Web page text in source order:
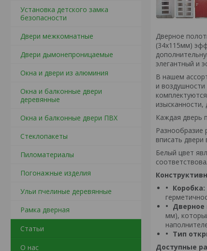
Установка детского замка
безопасности
Двери межкомнатные
Двери дымонепроницаемые
Окна и двери из алюминия
Окна и балконные двери
деревянные
Окна и балконные двери ПВХ
Стеклопакеты
Пиломатериалы
Погонажные изделия
Ульи пчелиные деревянные
Рамка дверная
Статьи
О нас
Дверное
(34х115мм)
элегантный и
В нашем
и
изысканности,
Каждая дверь
Разнообразие
вписать
Белый цвет
Коробка:
Дверное
мм),
Тип
Доступные